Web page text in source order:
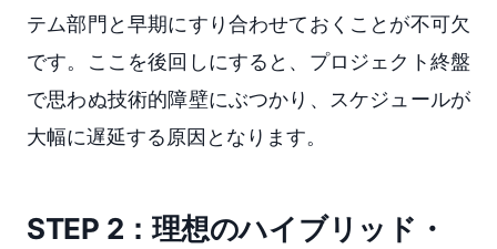
テム部門と早期にすり合わせておくことが不可欠
です。ここを後回しにすると、プロジェクト終盤
で思わぬ技術的障壁にぶつかり、スケジュールが
大幅に遅延する原因となります。
STEP 2：理想のハイブリッド・